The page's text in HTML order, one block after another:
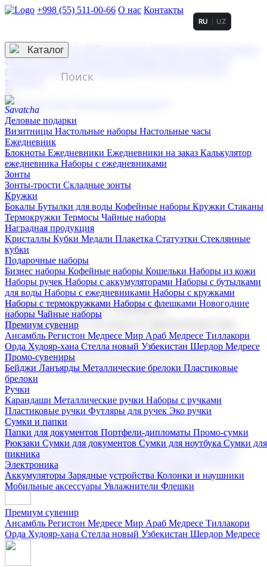
+998 (55) 511-00-66 О нас Контакты
3D гравировка
смолой (Doming)
гравировка твердая
тиснение
RU UZ
☰
Контакты
Каталог
Деловые подарки
Визитницы Настольные наборы Настольные часы
Ежедневник
Блокноты Ежедневники Ежедневники на заказ Калькулятор
ежедневника Наборы с ежедневниками
Зонты
Зонты-трости Складные зонты
Кружки
Бокалы Бутылки для воды Кофейные наборы Кружки Стаканы
Термокружки Термосы Чайные наборы
Наградная продукция
Kристаллы Кубки Медали Плакетка Статуэтки Стеклянные
кубки
Подарочные наборы
Бизнес наборы Кофейные наборы Кошельки Наборы из кожи
Наборы ручек Наборы с аккумуляторами Наборы с бутылками
для воды Наборы с ежедневниками Наборы с кружками
Наборы с термокружками Наборы с флешками Новогодние
наборы Чайные наборы
Премиум сувенир
Ансамбль Регистон Медресе Мир Араб Медресе Тиллакори
Орда Худояр-хана Стелла новый Узбекистан Шердор Медресе
Промо-сувениры
Бейджи Ланъярды Металлические брелоки Пластиковые
брелоки
Ручки
Карандаши Металлические ручки Наборы с ручками
Пластиковые ручки Футляры для ручек Эко ручки
Сумки и папки
Папки для документов Портфели-дипломаты Промо-сумки
Рюкзаки Сумки для документов Сумки для ноутбука Сумки для
пикника
Электроника
Аккумуляторы Зарядные устройства Колонки и наушники
Мобильные аксессуары Увлажнители Флешки
Корпоративные подарки
Поставка со склада и производство
Мы предлагаем широкий выбор корпоративных подарков и
сувениров с логотипом. В нашем каталоге вы найдете
продукцию для бизнеса, мероприятия и клиентов.
Подарочные наборы
Бизнес наборыКофейные наборы Кошельки
Наборы из кожиНаборы ручекНаборы с аккумуляторами
Наборы с бутылками для воды
Наборы с ежедневниками
Наборы с кружками
флешкамиНовогодние наборыЧайные наборы
Премиум сувенир
Ансамбль Регистон Медресе Мир Араб Медресе Тиллакори
Орда Худояр-хана Стелла новый Узбекистан Шердор Медресе